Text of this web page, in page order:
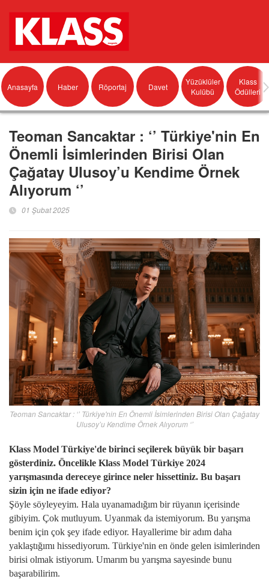
Anasayfa Haber Röportaj Davet
Yüzüklüler
Kulübü
Klass
Ödülleri
Teoman Sancaktar : ‘’ Türkiye'nin En
Önemli İsimlerinden Birisi Olan
Çağatay Ulusoy’u Kendime Örnek
Alıyorum ‘’
01 Şubat 2025
Teoman Sancaktar : ‘’ Türkiye'nin En Önemli İsimlerinden Birisi Olan Çağatay
Ulusoy’u Kendime Örnek Alıyorum ‘’
Klass Model Türkiye'de birinci seçilerek büyük bir başarı
gösterdiniz. Öncelikle Klass Model Türkiye 2024
yarışmasında dereceye girince neler hissettiniz. Bu başarı
sizin için ne ifade ediyor?
Şöyle söyleyeyim. Hala uyanamadığım bir rüyanın içerisinde
gibiyim. Çok mutluyum. Uyanmak da istemiyorum. Bu yarışma
benim için çok şey ifade ediyor. Hayallerime bir adım daha
yaklaştığımı hissediyorum. Türkiye'nin en önde gelen isimlerinden
birisi olmak istiyorum. Umarım bu yarışma sayesinde bunu
başarabilirim.